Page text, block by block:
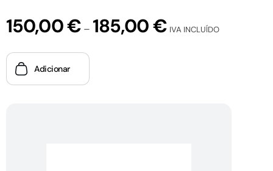
150,00€ – 185,00€ IVA INCLUÍDO
Adicionar